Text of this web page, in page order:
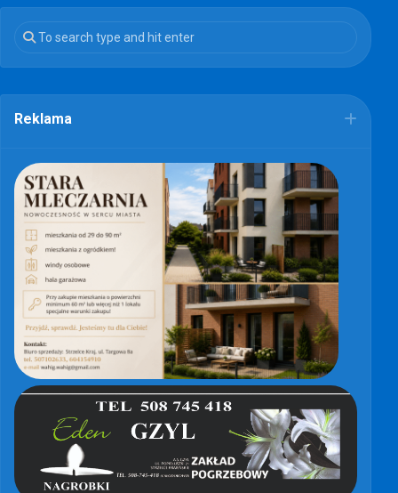
Reklama